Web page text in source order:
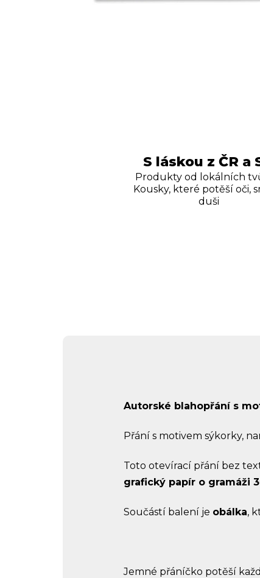
S láskou z ČR a
Produkty od lokálních
Kousky, které potěší oči,
duši
Autorské blahopřání s
Přání s motivem sýkorky,
Toto otevírací přání bez
grafický papír o gramáži
Součástí balení je obálka,
Jemné přáníčko potěší